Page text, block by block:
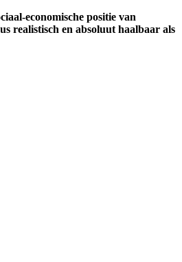
economische positie van
realistisch en absoluut haalbaar als